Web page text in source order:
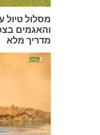
מסלול טיול
והאגמים
מדריך מלא